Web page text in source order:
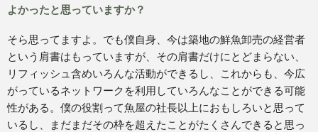
よかったと思っていますか？
そら思ってますよ。でも僕自身、今は築地の鮮魚卸売の経営者
という肩書はもっていますが、その肩書だけにとどまらない、
リフィッシュ含めいろんな活動ができるし、これからも、今広
がっているネットワークを利用していろんなことができる可能
性がある。僕の役割って魚屋の社長以上におもしろいと思って
いるし、まだまだその枠を超えたことがたくさんできると思っ